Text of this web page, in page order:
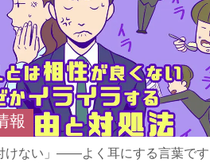
報
けない」――よく耳にする言葉です